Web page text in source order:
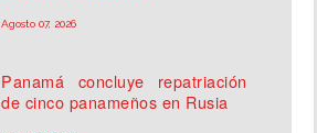
Agosto 07, 2026
Panamá concluye repatriación
de cinco panameños en Rusia